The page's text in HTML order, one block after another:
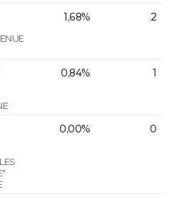
1,68% 2
0,84% 1
0,00% 0